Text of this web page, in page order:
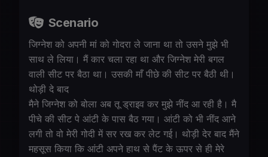
Scenario
जिग्नेश को अपनी मां को गोदरा ले जाना था तो उसने मुझे भी
साथ ले लिया। मैं कार चला रहा था और जिग्नेश मेरी बगल
वाली सीट पर बैठा था। उसकी माँ पीछे की सीट पर बैठी थी।
थोड़ी दे बाद
मैने जिग्नेश को बोला अब तू ड्राइव कर मुझे नींद आ रही है। मै
पीचे की सीट पे आंटी के पास बैठ गया। आंटी को भी नींद आने
लगी तो वो मेरी गोदी में सर रख कर लेट गई। थोड़ी देर बाद मैंने
महसूस किया कि आंटी अपने हाथ से पैंट के ऊपर से ही मेरे